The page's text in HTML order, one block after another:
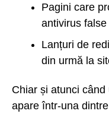
Pagini care
antivirus
Lanțuri de
din urmă la
Chiar și atunci
apare într-una